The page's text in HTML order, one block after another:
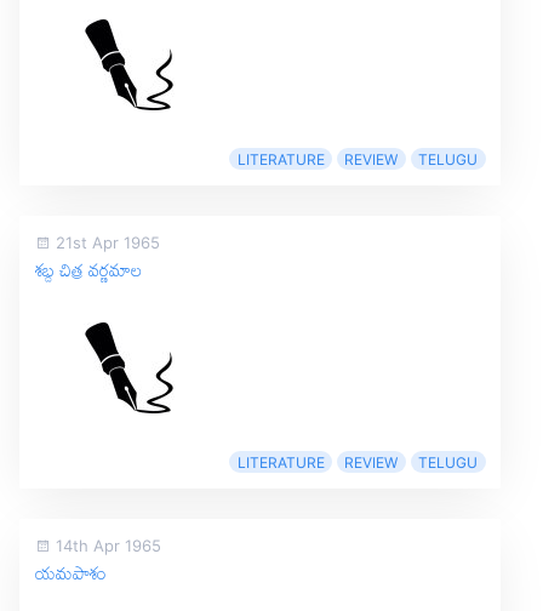
LITERATURE REVIEW TELUGU
21st Apr 1965
శబ్ద చిత్ర వర్ణమాల
LITERATURE REVIEW TELUGU
14th Apr 1965
యమపాశం